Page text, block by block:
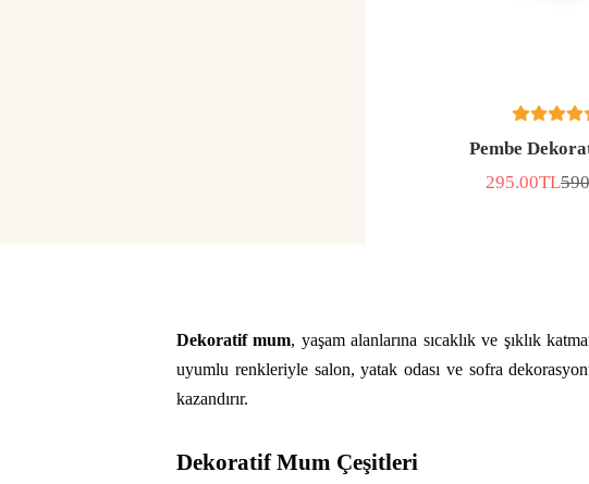
Pembe
İNDİRİMLİ
295.00TL
Dekoratif mum, yaşam alanlarına sıcaklık ve şıklık
uyumlu renkleriyle salon, yatak odası ve sofra
kazandırır.
Dekoratif Mum Çeşitleri